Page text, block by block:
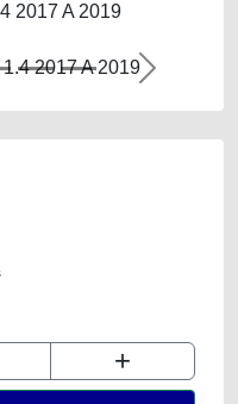
2017 A 2019
Next
+